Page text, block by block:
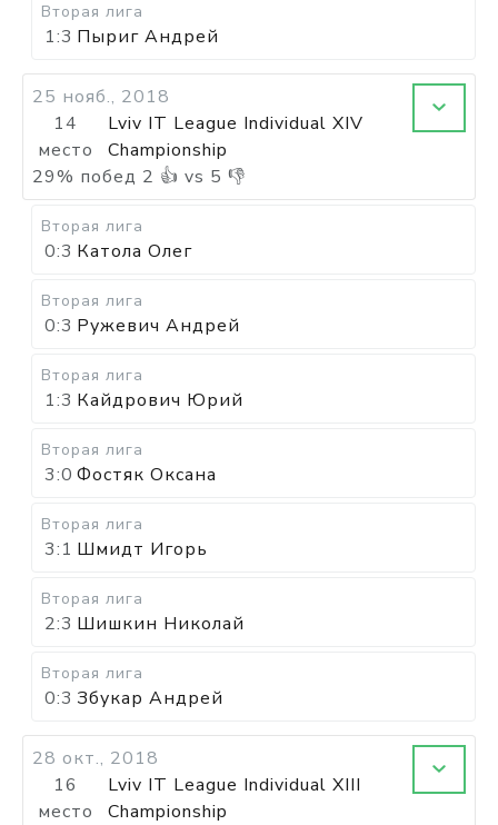
Вторая лига
1:3 Пыриг Андрей
25 нояб., 2018
14
место
Lviv IT League Individual XIV
Championship
29% побед 2 👍 vs 5 👎
Вторая лига
0:3 Катола Олег
Вторая лига
0:3 Ружевич Андрей
Вторая лига
1:3 Кайдрович Юрий
Вторая лига
3:0 Фостяк Оксана
Вторая лига
3:1 Шмидт Игорь
Вторая лига
2:3 Шишкин Николай
Вторая лига
0:3 Збукар Андрей
28 окт., 2018
16
место
Lviv IT League Individual XIII
Championship